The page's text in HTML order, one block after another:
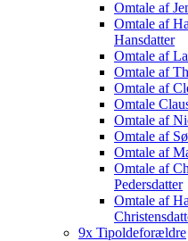
Omtale af
Omtale af
Hansdatter
Omtale af
Omtale af
Omtale af
Omtale
Omtale af
Omtale af
Omtale af
Omtale af
Pedersdatter
Omtale af
9x Tipoldeforældre